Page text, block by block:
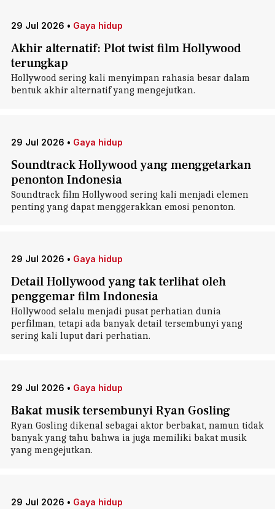
29 Jul 2026 • Gaya hidup
Akhir alternatif: Plot twist film Hollywood
terungkap
Hollywood sering kali menyimpan rahasia besar dalam
bentuk akhir alternatif yang mengejutkan.
29 Jul 2026 • Gaya hidup
Soundtrack Hollywood yang menggetarkan
penonton Indonesia
Soundtrack film Hollywood sering kali menjadi elemen
penting yang dapat menggerakkan emosi penonton.
29 Jul 2026 • Gaya hidup
Detail Hollywood yang tak terlihat oleh
penggemar film Indonesia
Hollywood selalu menjadi pusat perhatian dunia
perfilman, tetapi ada banyak detail tersembunyi yang
sering kali luput dari perhatian.
29 Jul 2026 • Gaya hidup
Bakat musik tersembunyi Ryan Gosling
Ryan Gosling dikenal sebagai aktor berbakat, namun tidak
banyak yang tahu bahwa ia juga memiliki bakat musik
yang mengejutkan.
29 Jul 2026 • Gaya hidup